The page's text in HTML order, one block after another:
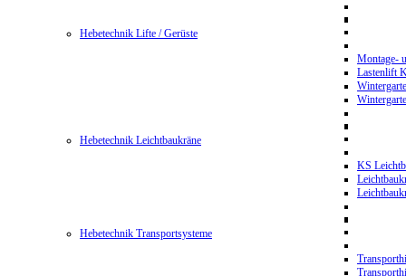
Hebetechnik Lifte / Gerüste
Montage-
Lastenlift
Hebetechnik Leichtbaukräne
KS
Hebetechnik Transportsysteme